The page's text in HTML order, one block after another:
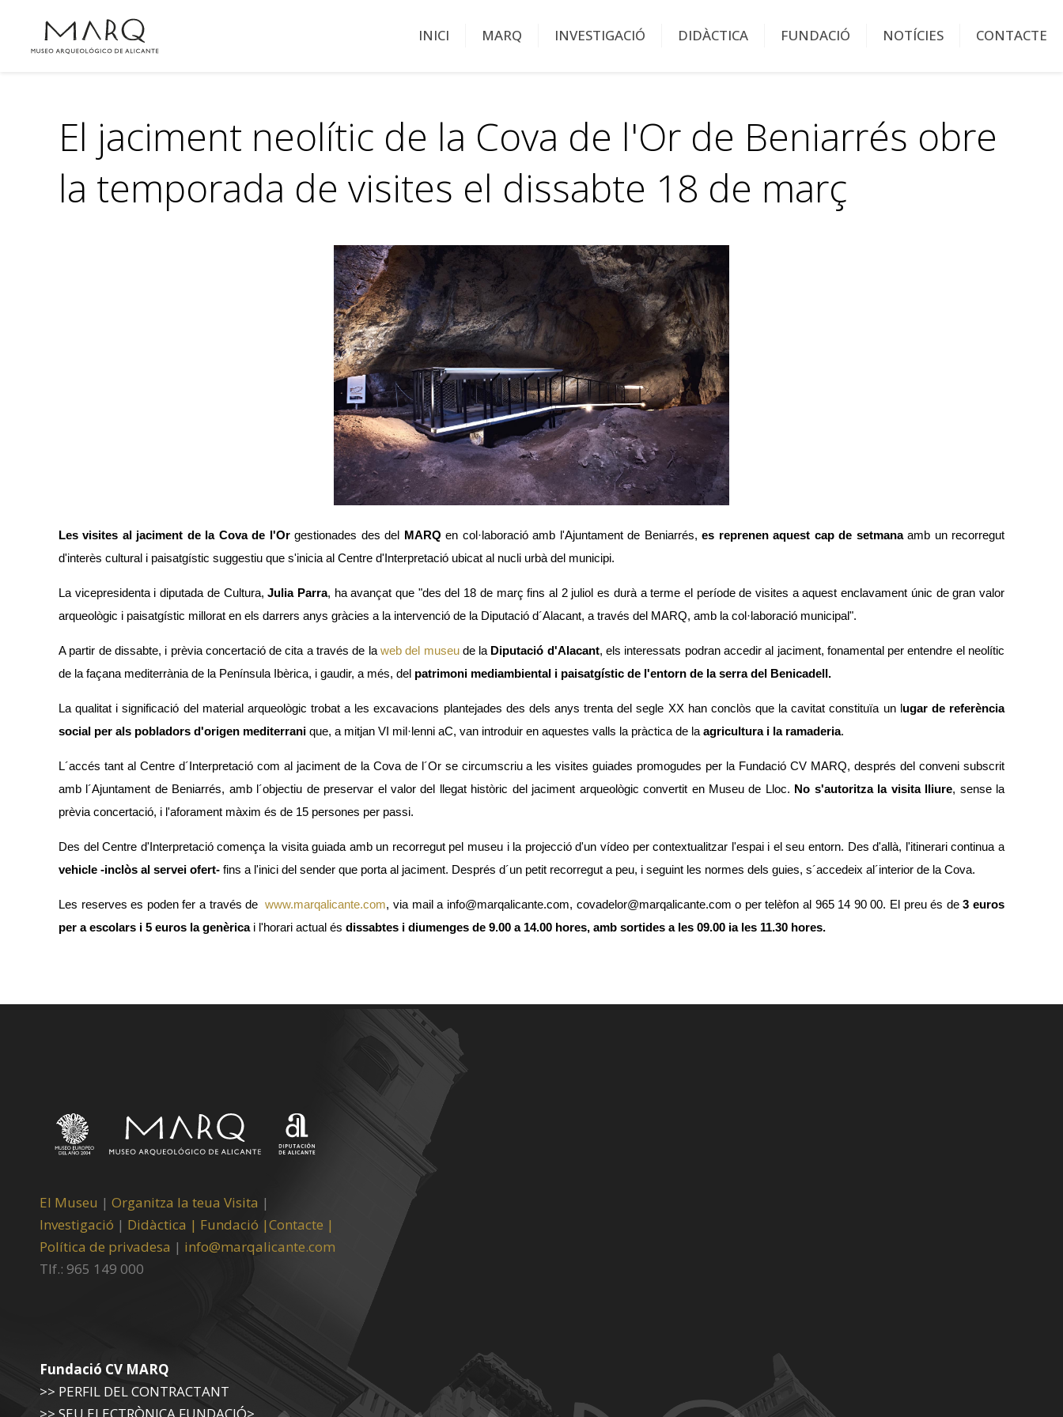
INICI MARQ INVESTIGACIÓ DIDÀCTICA FUNDACIÓ NOTÍCIES CONTACTE
El jaciment neolític de la Cova de l'Or de Beniarrés obre
la temporada de visites el dissabte 18 de març
Les visites al jaciment de la Cova de l'Orgestionades des del MARQ en col·laboració amb l'Ajuntament de Beniarrés,es reprenen aquest cap de setmanaamb un recorregut
d'interès cultural i paisatgístic suggestiu que s'inicia al Centre d'Interpretació ubicat al nucli urbà del municipi.
La vicepresidenta i diputada de Cultura,Julia Parra, ha avançat que "des del 18 de març fins al 2 juliol es durà a terme el període de visites a aquest enclavament únic de gran valor
arqueològic i paisatgístic millorat en els darrers anys gràcies a la intervenció de la Diputació d´Alacant, a través del MARQ, amb la col·laboració municipal".
A partir de dissabte, i prèvia concertació de cita a través de la web del museude la Diputació d'Alacant, els interessats podran accedir al jaciment, fonamental per entendre el neolític
de la façana mediterrània de la Península Ibèrica, i gaudir, a més, del patrimoni mediambiental i paisatgístic de l'entorn de la serra del Benicadell.
La qualitat i significació del material arqueològic trobat a les excavacions plantejades des dels anys trenta del segle XX han conclòs que la cavitat constituïa un l ugar de referència
social per als pobladors d'origen mediterrani que, a mitjan VI mil·lenni aC, van introduir en aquestes valls la pràctica de la agricultura i la ramaderia.
L´accés tant al Centre d´Interpretació com al jaciment de la Cova de l´Or se circumscriu a les visites guiades promogudes per la Fundació CV MARQ, després del conveni subscrit
amb l´Ajuntament de Beniarrés, amb l´objectiu de preservar el valor del llegat històric del jaciment arqueològic convertit en Museu de Lloc. No s'autoritza la visita lliure, sense la
prèvia concertació, i l'aforament màxim és de 15 persones per passi.
Des del Centre d'Interpretació comença la visita guiada amb un recorregut pel museu i la projecció d'un vídeo per contextualitzar l'espai i el seu entorn. Des d'allà, l'itinerari continua a
vehicle -inclòs al servei ofert- fins a l'inici del sender que porta al jaciment. Després d´un petit recorregut a peu, i seguint les normes dels guies, s´accedeix al´interior de la Cova.
Les reserves es poden fer a través de www.marqalicante.com, via mail a info@marqalicante.com, covadelor@marqalicante.com o per telèfon al 965 14 90 00. El preu és de3 euros
per a escolars i 5 euros la genèricai l'horari actual és dissabtes i diumenges de 9.00 a 14.00 hores, amb sortides a les 09.00 ia les 11.30 hores.
El Museu | Organitza la teua Visita |
Investigació | Didàctica | Fundació |Contacte |
Política de privadesa | info@marqalicante.com
Tlf.: 965 149 000
Fundació CV MARQ
>> PERFIL DEL CONTRACTANT